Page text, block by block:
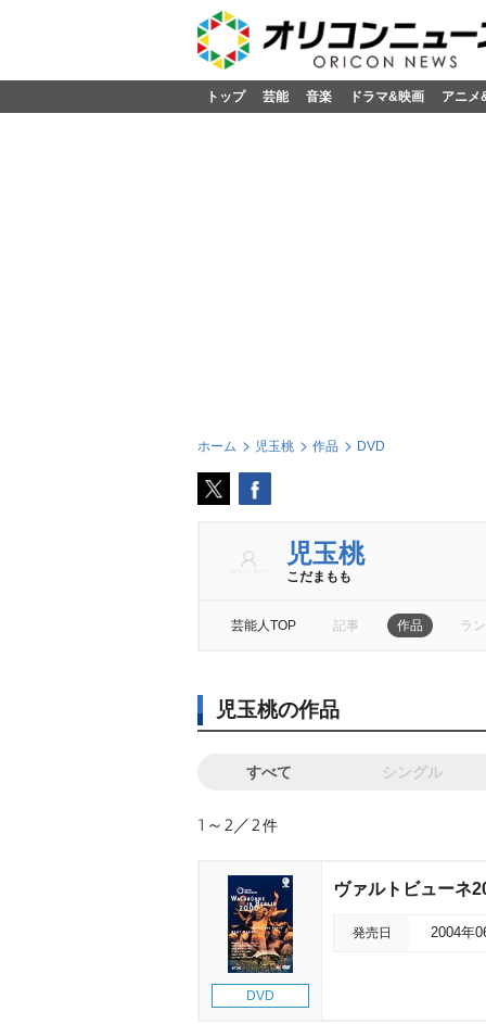
トップ 芸能 音楽 ドラマ&映画 アニメ
ホーム 児玉桃 作品 DVD
児玉桃
こだまもも
芸能人TOP 記事 作品 ラ
児玉桃の作品
すべて シングル
1～2／2件
DVD
ヴァルトビューネ
発売日 2004年